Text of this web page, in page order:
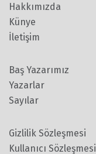
Hakkımızda
Künye
İletişim
Baş Yazarımız
Yazarlar
Sayılar
Gizlilik Sözleşmesi
Kullanıcı Sözleşmesi